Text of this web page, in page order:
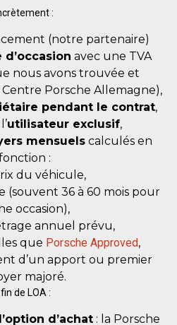
:
(notre partenaire)
d’occasion avec une TVA
nous avons trouvée et
Porsche Allemagne),
pendant le contrat,
utilisateur exclusif,
mensuels calculés en
:
du véhicule,
(souvent 36 à 60 mois pour
occasion),
annuel prévu,
que Porsche Approved,
d’un apport ou premier
majoré.
fin de LOA :
d’achat : la Porsche